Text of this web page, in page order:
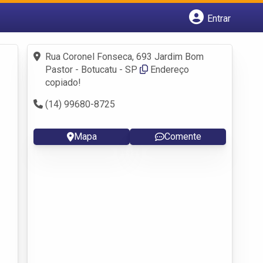
Entrar
Fazer login
Criar conta
Rua Coronel Fonseca, 693 Jardim Bom
Pastor - Botucatu - SP
Endereço
copiado!
(14) 99680-8725
Mapa Comente